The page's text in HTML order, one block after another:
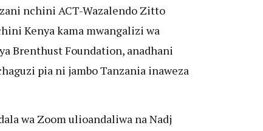
nchini ACT-Wazalendo Zitto
Kenya kama mwangalizi wa
Brenthust Foundation, anadhani
pia ni jambo Tanzania inaweza
wa Zoom ulioandaliwa na Nadj